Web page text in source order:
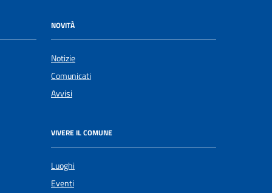
NOVITÀ
Notizie
Comunicati
Avvisi
VIVERE IL COMUNE
Luoghi
Eventi